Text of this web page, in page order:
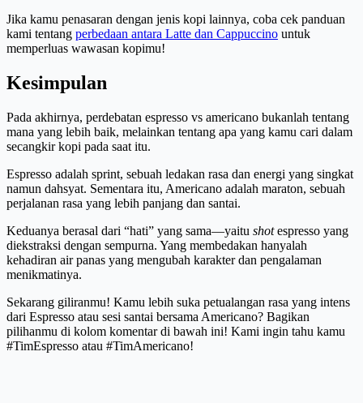
Jika kamu penasaran dengan jenis kopi lainnya, coba cek panduan
kami tentang perbedaan antara Latte dan Cappuccino untuk
memperluas wawasan kopimu!
Kesimpulan
Pada akhirnya, perdebatan espresso vs americano bukanlah tentang
mana yang lebih baik, melainkan tentang apa yang kamu cari dalam
secangkir kopi pada saat itu.
Espresso adalah sprint, sebuah ledakan rasa dan energi yang singkat
namun dahsyat. Sementara itu, Americano adalah maraton, sebuah
perjalanan rasa yang lebih panjang dan santai.
Keduanya berasal dari “hati” yang sama—yaitu shotespresso yang
diekstraksi dengan sempurna. Yang membedakan hanyalah
kehadiran air panas yang mengubah karakter dan pengalaman
menikmatinya.
Sekarang giliranmu! Kamu lebih suka petualangan rasa yang intens
dari Espresso atau sesi santai bersama Americano? Bagikan
pilihanmu di kolom komentar di bawah ini! Kami ingin tahu kamu
#TimEspresso atau #TimAmericano!